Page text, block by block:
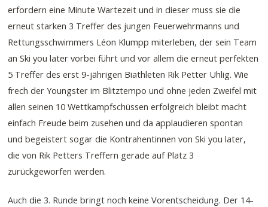
erfordern eine Minute Wartezeit und in dieser muss sie die
erneut starken 3 Treffer des jungen Feuerwehrmanns und
Rettungsschwimmers Léon Klumpp miterleben, der sein Team
an Ski you later vorbei führt und vor allem die erneut perfekten
5 Treffer des erst 9-jährigen Biathleten Rik Petter Uhlig. Wie
frech der Youngster im Blitztempo und ohne jeden Zweifel mit
allen seinen 10 Wettkampfschüssen erfolgreich bleibt macht
einfach Freude beim zusehen und da applaudieren spontan
und begeistert sogar die Kontrahentinnen von Ski you later,
die von Rik Petters Treffern gerade auf Platz 3
zurückgeworfen werden.
Auch die 3. Runde bringt noch keine Vorentscheidung. Der 14-